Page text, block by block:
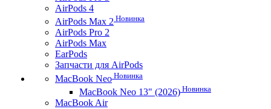
AirPods 4
AirPods Max 2 Новинка
AirPods Pro 2
AirPods Max
EarPods
Запчасти для AirPods
MacBook Neo Новинка
MacBook Neo 13" (2026) Новинка
MacBook Air